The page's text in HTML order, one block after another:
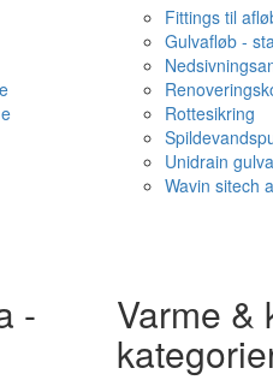
Fittings til
Gulvafløb -
Rottesikring
Unidrain
Wavin sitech
- Varme &